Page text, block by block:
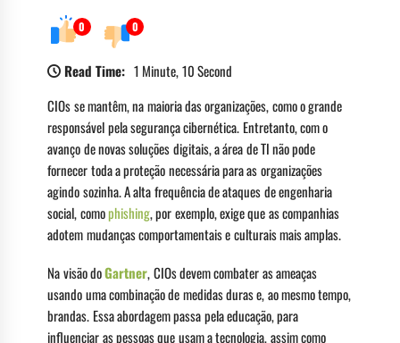
0 0
Read Time: 1 Minute, 10 Second
CIOs se mantêm, na maioria das organizações, como o grande
responsável pela segurança cibernética. Entretanto, com o
avanço de novas soluções digitais, a área de TI não pode
fornecer toda a proteção necessária para as organizações
agindo sozinha. A alta frequência de ataques de engenharia
social, comophishing, por exemplo, exige que as companhias
adotem mudanças comportamentais e culturais mais amplas.
Na visão doGartner, CIOs devem combater as ameaças
usando uma combinação de medidas duras e, ao mesmo tempo,
brandas. Essa abordagem passa pela educação, para
influenciar as pessoas que usam a tecnologia, assim como